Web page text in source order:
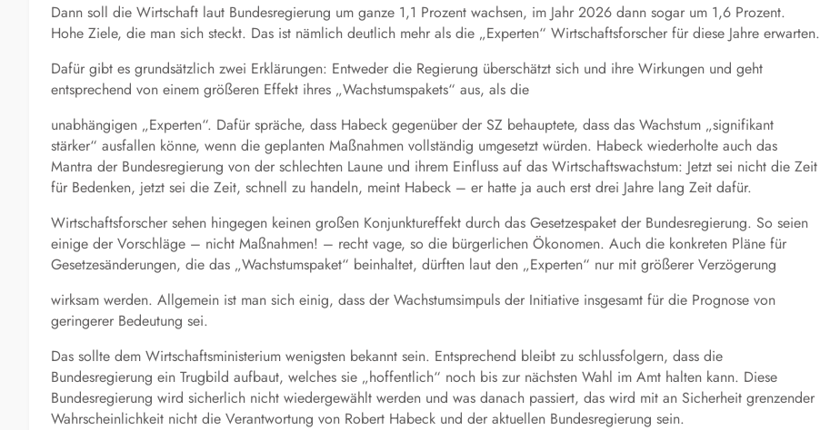
Dann soll die Wirtschaft laut Bundesregierung um ganze 1,1 Prozent wachsen, im Jahr 2026 dann sogar um 1,6 Prozent.
Hohe Ziele, die man sich steckt. Das ist nämlich deutlich mehr als die „Experten“ Wirtschaftsforscher für diese Jahre erwarten.
Dafür gibt es grundsätzlich zwei Erklärungen: Entweder die Regierung überschätzt sich und ihre Wirkungen und geht
entsprechend von einem größeren Effekt ihres „Wachstumspakets“ aus, als die
unabhängigen „Experten“. Dafür spräche, dass Habeck gegenüber der SZ behauptete, dass das Wachstum „signifikant
stärker“ ausfallen könne, wenn die geplanten Maßnahmen vollständig umgesetzt würden. Habeck wiederholte auch das
Mantra der Bundesregierung von der schlechten Laune und ihrem Einfluss auf das Wirtschaftswachstum: Jetzt sei nicht die Zeit
für Bedenken, jetzt sei die Zeit, schnell zu handeln, meint Habeck – er hatte ja auch erst drei Jahre lang Zeit dafür.
Wirtschaftsforscher sehen hingegen keinen großen Konjunktureffekt durch das Gesetzespaket der Bundesregierung. So seien
einige der Vorschläge – nicht Maßnahmen! – recht vage, so die bürgerlichen Ökonomen. Auch die konkreten Pläne für
Gesetzesänderungen, die das „Wachstumspaket“ beinhaltet, dürften laut den „Experten“ nur mit größerer Verzögerung
wirksam werden. Allgemein ist man sich einig, dass der Wachstumsimpuls der Initiative insgesamt für die Prognose von
geringerer Bedeutung sei.
Das sollte dem Wirtschaftsministerium wenigsten bekannt sein. Entsprechend bleibt zu schlussfolgern, dass die
Bundesregierung ein Trugbild aufbaut, welches sie „hoffentlich“ noch bis zur nächsten Wahl im Amt halten kann. Diese
Bundesregierung wird sicherlich nicht wiedergewählt werden und was danach passiert, das wird mit an Sicherheit grenzender
Wahrscheinlichkeit nicht die Verantwortung von Robert Habeck und der aktuellen Bundesregierung sein.